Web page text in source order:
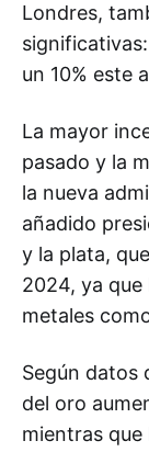
Londres,
un 10% este
La mayor
pasado y la
la nueva
añadido
y la plata,
2024, ya
metales
Según datos
del oro
mientras que